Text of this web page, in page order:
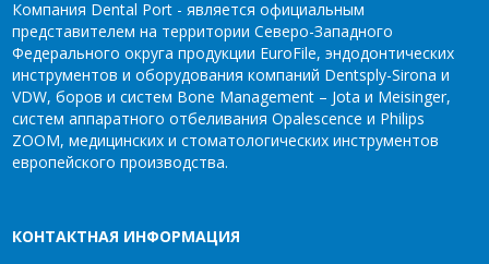
Компания Dental Port - является официальным
представителем на территории Северо-Западного
Федерального округа продукции EuroFile, эндодонтических
инструментов и оборудования компаний Dentsply-Sirona и
VDW, боров и систем Bone Management – Jota и Meisinger,
систем аппаратного отбеливания Opalescence и Philips
ZOOM, медицинских и стоматологических инструментов
европейского производства.
КОНТАКТНАЯ ИНФОРМАЦИЯ